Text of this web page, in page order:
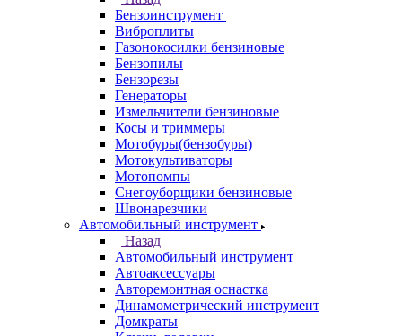
Бензоинструмент
Виброплиты
Газонокосилки бензиновые
Бензопилы
Бензорезы
Генераторы
Измельчители бензиновые
Косы и триммеры
Мотобуры(бензобуры)
Мотокультиваторы
Мотопомпы
Снегоуборщики бензиновые
Швонарезчики
Автомобильный инструмент
Назад
Автомобильный инструмент
Автоаксессуары
Авторемонтная оснастка
Динамометрический инструмент
Домкраты